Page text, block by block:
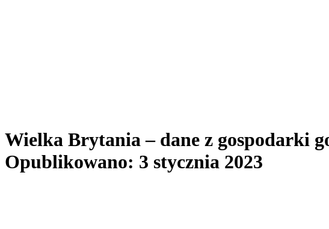
Wielka Brytania – dane z gospodarki
Opublikowano: 3 stycznia 2023